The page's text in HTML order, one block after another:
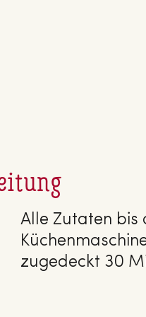
Alle Zutaten bis
zugedeckt 30